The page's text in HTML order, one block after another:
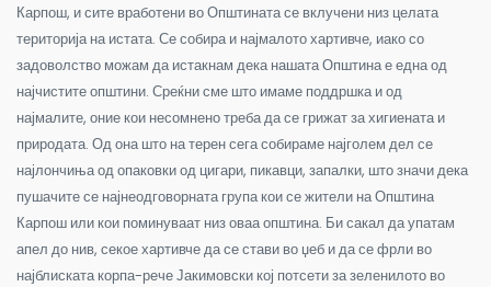
Карпош, и сите вработени во Општината се вклучени низ целата
територија на истата. Се собира и најмалото хартивче, иако со
задоволство можам да истакнам дека нашата Општина е една од
најчистите општини. Среќни сме што имаме поддршка и од
најмалите, оние кои несомнено треба да се грижат за хигиената и
природата. Од она што на терен сега собираме најголем дел се
најлончиња од опаковки од цигари, пикавци, запалки, што значи дека
пушачите се најнеодговорната група кои се жители на Општина
Карпош или кои поминуваат низ оваа општина. Би сакал да упатам
апел до нив, секое хартивче да се стави во џеб и да се фрли во
најблиската корпа-рече Јакимовски кој потсети за зеленилото во